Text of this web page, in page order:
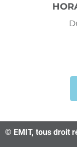
© EMIT, tous droit